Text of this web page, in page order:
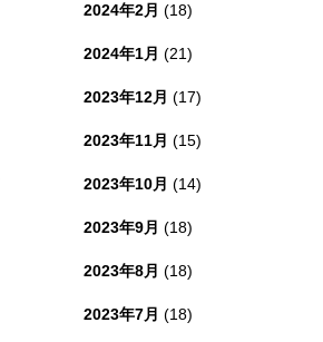
2024年2月 (18)
2024年1月 (21)
2023年12月 (17)
2023年11月 (15)
2023年10月 (14)
2023年9月 (18)
2023年8月 (18)
2023年7月 (18)